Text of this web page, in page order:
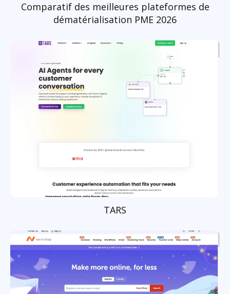
Comparatif des meilleures plateformes de
dématérialisation PME 2026
TARS